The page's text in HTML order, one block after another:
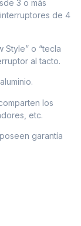
3 o más
de 4
Style” o “tecla
al tacto.
los
etc.
garantía